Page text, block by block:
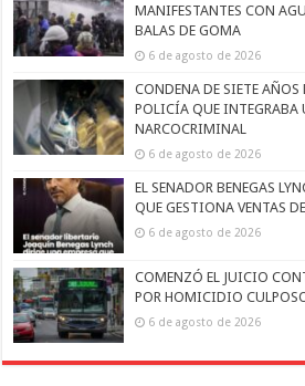
MANIFESTANTES CON
BALAS DE GOMA
6 de agosto de 2026
CONDENA DE SIETE AÑOS
POLICÍA QUE INTEGRABA
NARCOCRIMINAL
6 de agosto de 2026
EL SENADOR BENEGAS
QUE GESTIONA VENTAS
6 de agosto de 2026
COMENZÓ EL JUICIO
POR HOMICIDIO
6 de agosto de 2026